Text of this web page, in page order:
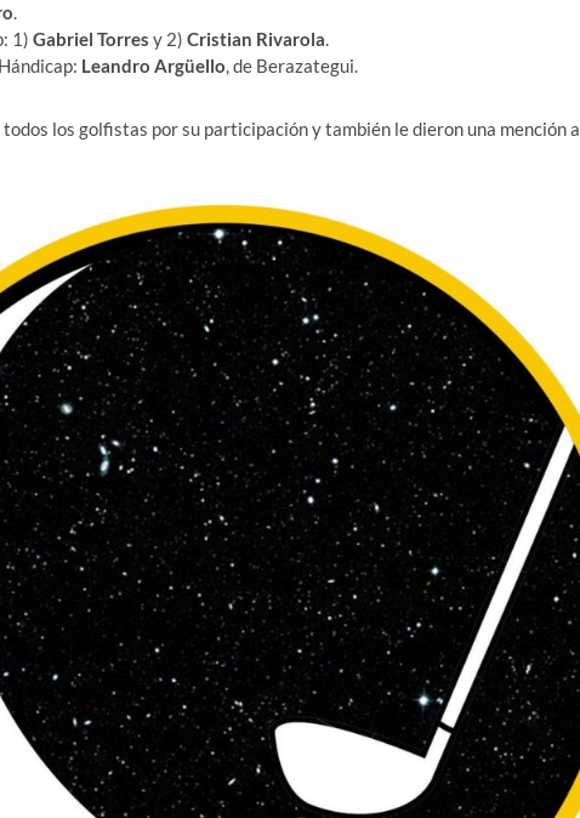
.
1) Gabriel Torres y 2) Cristian Rivarola.
Leandro Argüello, de Berazategui.
los golfistas por su participación y también le dieron una mención a